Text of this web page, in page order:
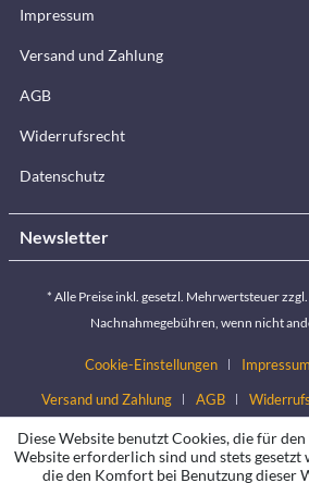
Impressum
Versand und Zahlung
AGB
Widerrufsrecht
Datenschutz
Newsletter
* Alle Preise inkl. gesetzl. Mehrwertsteuer zzgl.
Nachnahmegebühren, wenn nicht
Cookie-Einstellungen Impressum
Versand und Zahlung
AGB
Diese Website benutzt Cookies, die für
Website erforderlich sind und stets gesetzt
die den Komfort bei Benutzung dieser